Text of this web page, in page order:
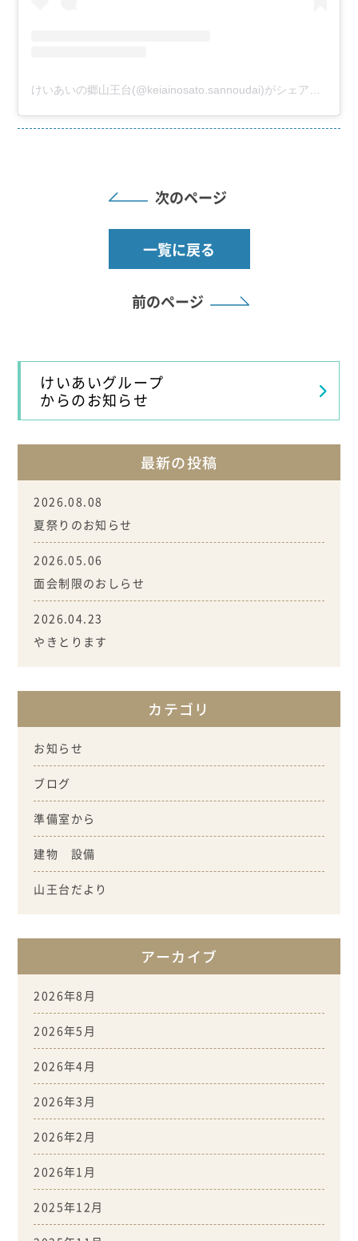
次のページ
一覧に戻る
前のページ
けいあいグループ
からのお知らせ
最新の投稿
2026.08.08
夏祭りのお知らせ
2026.05.06
面会制限のおしらせ
2026.04.23
やきとります
カテゴリ
お知らせ
ブログ
準備室から
建物 設備
山王台だより
アーカイブ
2026年8月
2026年5月
2026年4月
2026年3月
2026年2月
2026年1月
2025年12月